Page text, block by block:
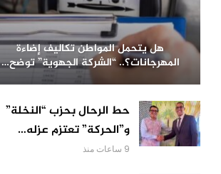
هل يتحمل المواطن تكاليف إضاءة
المهرجانات؟.. “الشركة الجهوية” توضح…
حط الرحال بحزب “النخلة”
و”الحركة” تعتزم عزله…
9 ساعات منذ